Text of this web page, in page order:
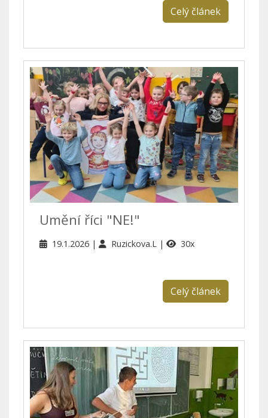
Celý článek
Umění říci "NE!"
19.1.2026 Ruzickova.L 30x
Celý článek